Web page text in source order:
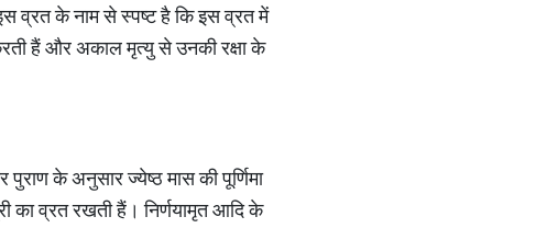
व्रत के नाम से स्पष्ट है कि इस व्रत में
हैं और अकाल मृत्यु से उनकी रक्षा के
के अनुसार ज्येष्ठ मास की पूर्णिमा
का व्रत रखती हैं। निर्णयामृत आदि के